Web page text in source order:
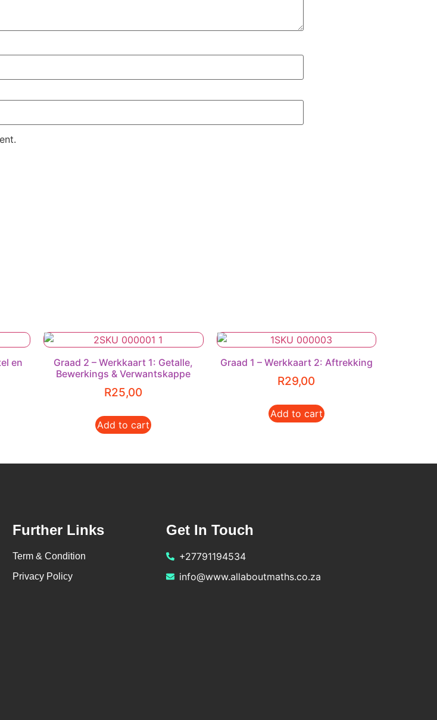
en
Graad 2 – Werkkaart 1: Getalle,
Bewerkings & Verwantskappe
R25,00
Add to cart
Graad 1 – Werkkaart 2: Aftrekking
R29,00
Add to cart
Further Links
Term & Condition
Privacy Policy
Get In Touch
+27791194534
info@www.allaboutmaths.co.za